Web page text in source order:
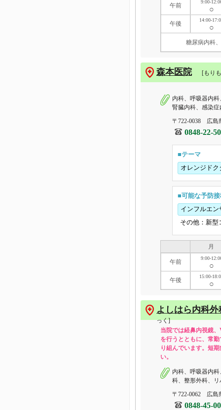
午前
9:00-
○
午後
14:00-
○
糖尿病内科
森本医院 [もり
内科、呼吸器内
腎臓内科、感染
〒722-0038 広島
0848-22-
■テーマ
オレンジドク
■可能な予防
インフルエン
その他：新型
月
午前
9:00-
○
午後
15:00-
○
よしはら内科
っく]
当院では経鼻内視鏡
を行うとともに、常
り組んでいます。短
い。
内科、呼吸器内
科、整形外科、
〒722-0062 広島
0848-45-